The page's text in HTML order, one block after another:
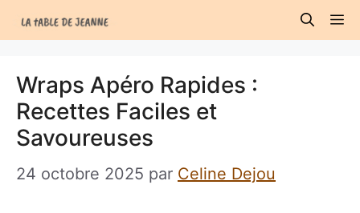
au
Wraps Apéro Rapides :
Recettes Faciles et
Savoureuses
24 octobre 2025 par Celine Dejou